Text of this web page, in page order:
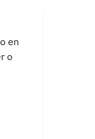
en
o